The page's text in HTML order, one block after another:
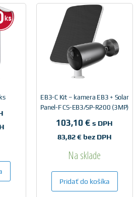
EB3-C Kit – kamera EB3 + Solar
Panel-F CS-EB3/SP-R200 (3MP)
103,10€ s DPH
83,82€bez DPH
Na sklade
Pridať do košíka